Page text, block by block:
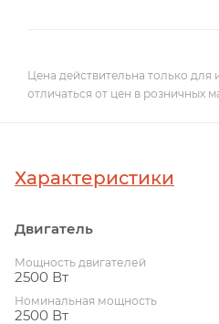
Цена действительна только для
отличаться от цен в розничных
Характеристики
Двигатель
Мощность двигателей
2500 Вт
Номинальная мощность
2500 Вт